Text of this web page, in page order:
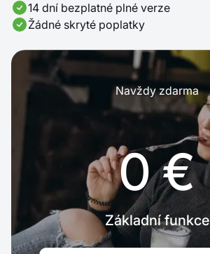
14 dní bezplatné plné verze
Žádné skryté poplatky
Navždy zdarma
0 €
Základní funkce